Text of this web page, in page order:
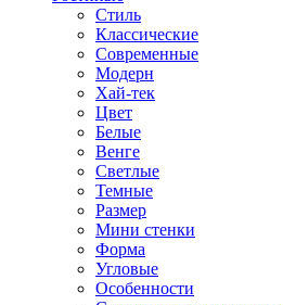
Стиль
Классические
Современные
Модерн
Хай-тек
Цвет
Белые
Венге
Светлые
Темные
Размер
Мини стенки
Форма
Угловые
Особенности